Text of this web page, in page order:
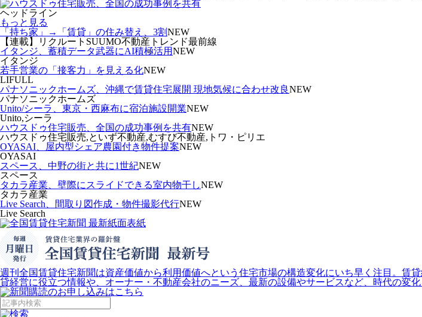
ヘッドライン
もっと見る
「持ち家」→「賃貸」の住み替え、3割NEW
【連載】リクルートSUUMO不動産トレンド最前線
イタンジ、蓄積データ武器にAI積極活用NEW
イタンジ
若手営業の「接客力」を見える化NEW
LIFULL
パナソニックホームズ、沖縄で賃貸住宅展開 現地気候に合わせ改良NEW
パナソニックホームズ
Unito/シーラ、東京・西麻布に宿泊施設開業NEW
Unito,シーラ
ハウスドゥ住宅販売、全国の成功事例を共有NEW
ハウスドゥ住宅販売,といず不動産,むすび不動産,トワ・ピリエ
OYASAI、屋内型シェア農園付き物件提案NEW
OYASAI
スペース、中野の街と共に1世紀NEW
スペース
タカラ産業、壁際にスライドできる室内物干しNEW
タカラ産業
Live Search、間取り図作成・物件撮影代行NEW
Live Search
週刊全国賃貸住宅新聞は資産価値から利用価値へという住宅市場の構造変化にいち早く注目。賃
貸経営に役立つ情報や、オーナー・不動産会社のニーズ、最新の設備やサービスなど、時代の変